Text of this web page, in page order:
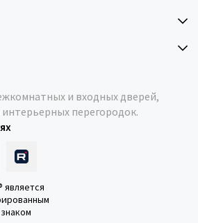
и входных дверей,
перегородок.